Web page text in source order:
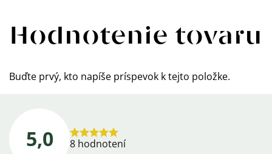
Hodnotenie tovaru
Buďte prvý, kto napíše príspevok k tejto položke.
5,0
Priemerné
8 hodnotení